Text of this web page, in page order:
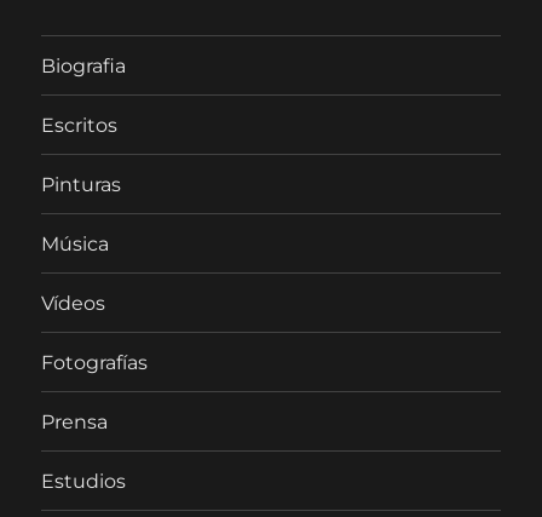
Biografia
Escritos
Pinturas
Música
Vídeos
Fotografías
Prensa
Estudios